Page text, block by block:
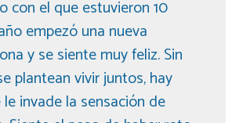
con el que estuvieron 10
empezó una nueva
y se siente muy feliz. Sin
plantean vivir juntos, hay
invade la sensación de